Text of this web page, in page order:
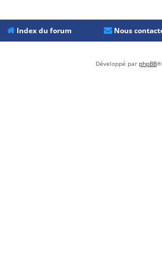
Index du forum Nous
Développé par phpBB®